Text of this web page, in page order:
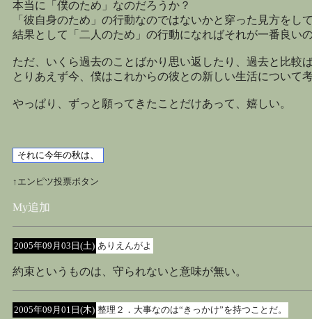
本当に「僕のため」なのだろうか？
「彼自身のため」の行動なのではないかと穿った見方をし
結果として「二人のため」の行動になればそれが一番良い
ただ、いくら過去のことばかり思い返したり、過去と比較
とりあえず今、僕はこれからの彼との新しい生活について
やっぱり、ずっと願ってきたことだけあって、嬉しい。
↑エンピツ投票ボタン
My追加
2005年09月03日(土) ありえんがよ
約束というものは、守られないと意味が無い。
2005年09月01日(木) 整理２．大事なのは“きっかけ”を持つことだ。